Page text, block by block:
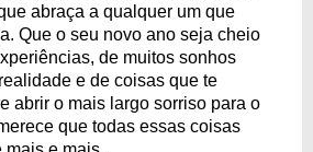
abraça a qualquer um que
Que o seu novo ano seja cheio
de muitos sonhos
e de coisas que te
abrir o mais largo sorriso para o
que todas essas coisas